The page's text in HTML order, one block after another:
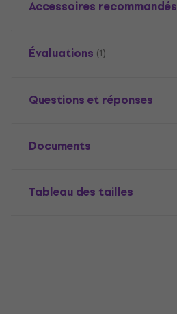
Accessoires recommandés
Évaluations (1)
Questions et réponses
Documents
Tableau des tailles